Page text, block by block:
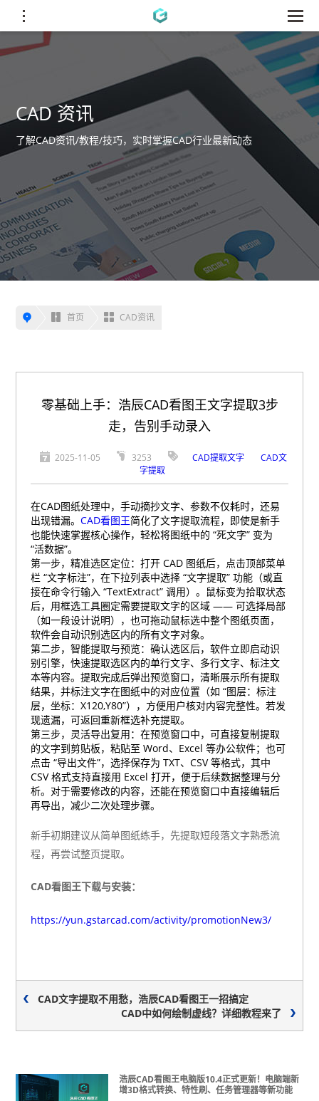
CAD 资讯
了解CAD资讯/教程/技巧，实时掌握CAD行业最新动态
首页 CAD资讯
零基础上手：浩辰CAD看图王文字提取3步
走，告别手动录入
2025-11-05 3253 CAD提取文字
CAD文
字提取
在CAD图纸处理中，手动摘抄文字、参数不仅耗时，还易
出现错漏。CAD看图王简化了文字提取流程，即使是新手
也能快速掌握核心操作，轻松将图纸中的 “死文字” 变为
“活数据”。
第一步，精准选区定位：打开 CAD 图纸后，点击顶部菜单
栏 “文字标注”，在下拉列表中选择 “文字提取” 功能（或直
接在命令行输入 “TextExtract” 调用）。鼠标变为拾取状态
后，用框选工具圈定需要提取文字的区域 —— 可选择局部
（如一段设计说明），也可拖动鼠标选中整个图纸页面，
软件会自动识别选区内的所有文字对象。
第二步，智能提取与预览：确认选区后，软件立即启动识
别引擎，快速提取选区内的单行文字、多行文字、标注文
本等内容。提取完成后弹出预览窗口，清晰展示所有提取
结果，并标注文字在图纸中的对应位置（如 “图层：标注
层，坐标：X120,Y80”），方便用户核对内容完整性。若发
现遗漏，可返回重新框选补充提取。
第三步，灵活导出复用：在预览窗口中，可直接复制提取
的文字到剪贴板，粘贴至 Word、Excel 等办公软件；也可
点击 “导出文件”，选择保存为 TXT、CSV 等格式，其中
CSV 格式支持直接用 Excel 打开，便于后续数据整理与分
析。对于需要修改的内容，还能在预览窗口中直接编辑后
再导出，减少二次处理步骤。
新手初期建议从简单图纸练手，先提取短段落文字熟悉流
程，再尝试整页提取。
CAD看图王下载与安装：
https://yun.gstarcad.com/activity/promotionNew3/
CAD文字提取不用愁，浩辰CAD看图王一招搞定
CAD中如何绘制虚线？详细教程来了
浩辰CAD看图王电脑版10.4正式更新！电脑端新
增3D格式转换、特性刷、任务管理器等新功能